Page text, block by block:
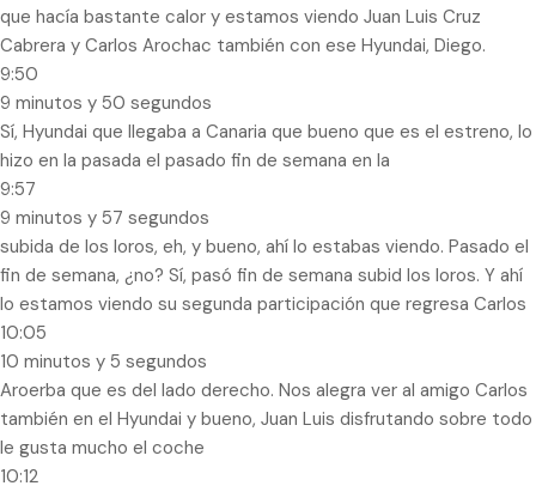
que hacía bastante calor y estamos viendo Juan Luis Cruz
Cabrera y Carlos Arochac también con ese Hyundai, Diego.
9:50
9 minutos y 50 segundos
Sí, Hyundai que llegaba a Canaria que bueno que es el estreno, lo
hizo en la pasada el pasado fin de semana en la
9:57
9 minutos y 57 segundos
subida de los loros, eh, y bueno, ahí lo estabas viendo. Pasado el
fin de semana, ¿no? Sí, pasó fin de semana subid los loros. Y ahí
lo estamos viendo su segunda participación que regresa Carlos
10:05
10 minutos y 5 segundos
Aroerba que es del lado derecho. Nos alegra ver al amigo Carlos
también en el Hyundai y bueno, Juan Luis disfrutando sobre todo
le gusta mucho el coche
10:12